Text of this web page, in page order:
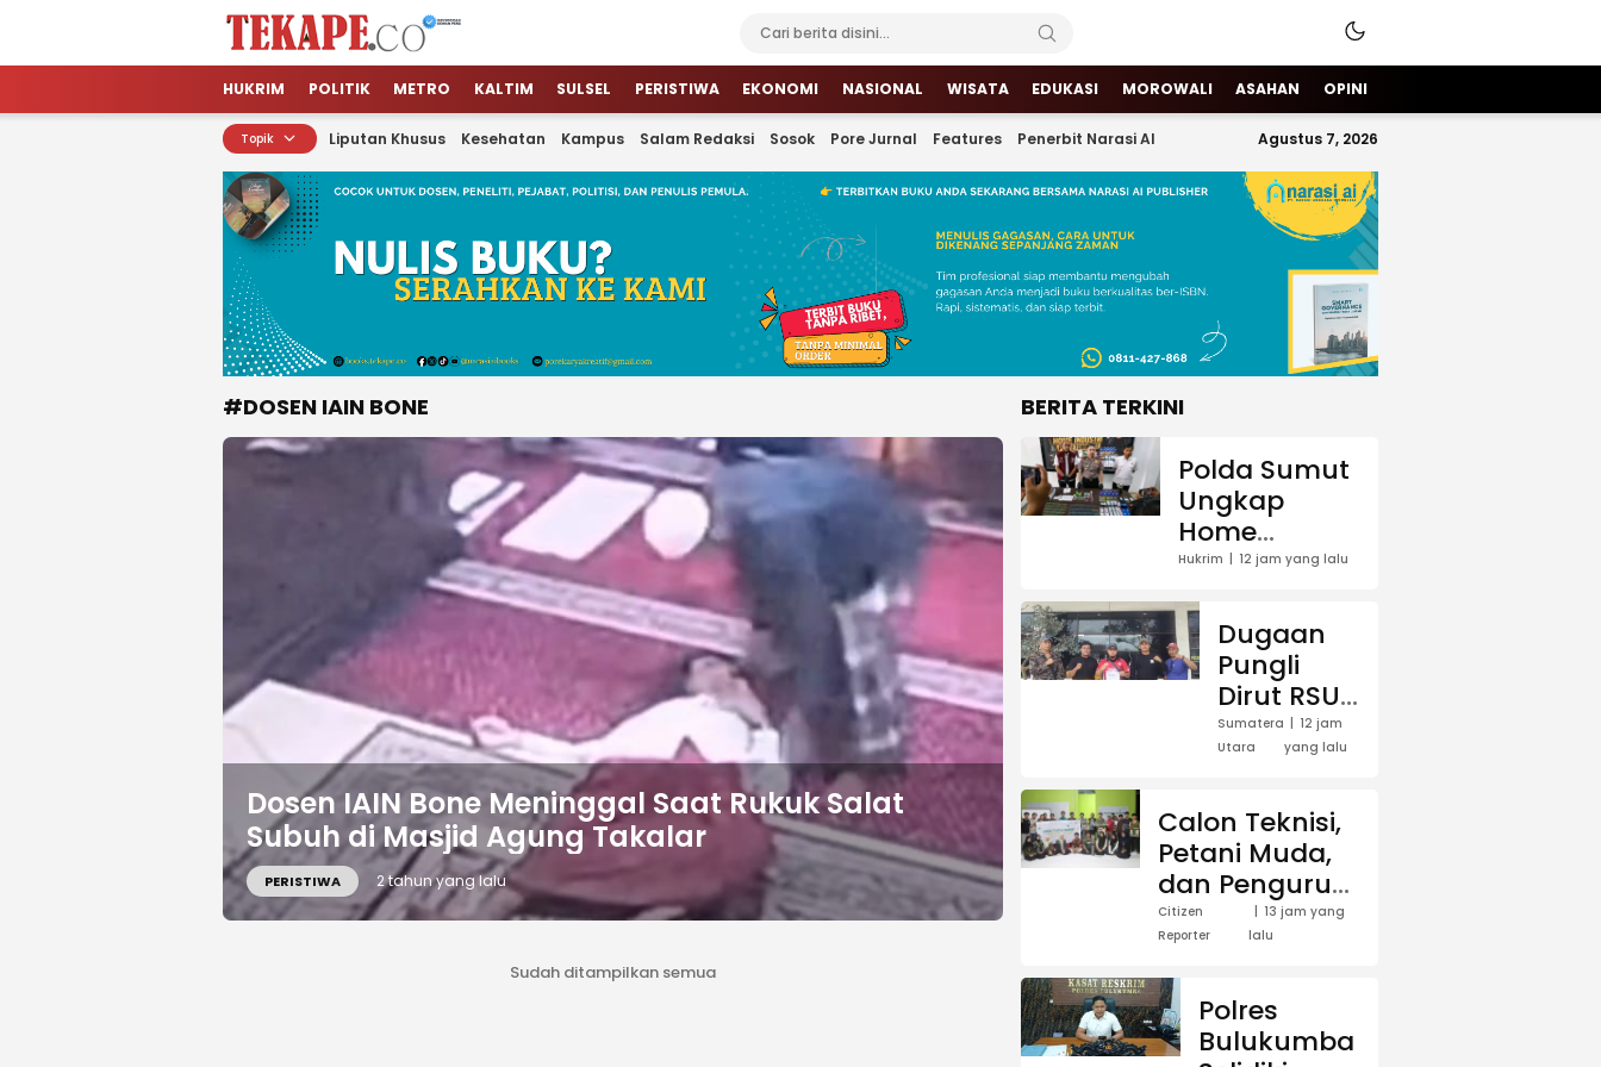
Tekape.co
Jendela Informasi Kita
HUKRIM POLITIK METRO KALTIM SULSEL PERISTIWA EKONOMI NASIONAL WISATA EDUKASI MOROWALI ASAHAN OPINI
Topik Liputan Khusus Kesehatan Kampus Salam Redaksi Sosok Pore Jurnal Features Penerbit Narasi AI Agustus 7, 2026
#DOSEN IAIN BONE
Dosen IAIN Bone Meninggal Saat Rukuk Salat
Subuh di Masjid Agung Takalar
PERISTIWA 2 tahun yang lalu
Sudah ditampilkan semua
BERITA TERKINI
Polda Sumut
Ungkap
Home
Industri
Liquid Vape
Mengandung
Etomidate
Hukrim 12 jam yang lalu
Dugaan
Pungli
Dirut RSUD
Tengku
Mansyur
Semakin
Kuat
GEMMAKO
Lampirkan
Resmi
Sumatera
Utara
12 jam
yang lalu
Calon Teknisi,
Petani Muda,
dan Pengurus
P4S Lamellong
Ikuti Pelatihan
Perakitan
Smart Hydro
Loop di Desa
Citizen
Reporter
13 jam yang
lalu
Polres
Bulukumba